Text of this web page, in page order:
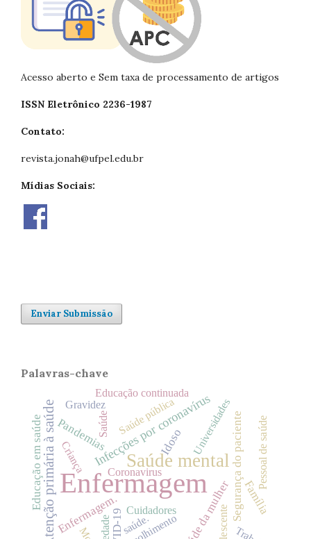
Acesso aberto e Sem taxa de processamento de artigos
ISSN Eletrônico 2236-1987
Contato:
revista.jonah@ufpel.edu.br
Mídias Sociais:
Enviar Submissão
Palavras-chave
Enfermagem
Saúde mental
Atenção primária à saúde Infecções por coronavírus
Enfermagem. Segurança do paciente
Idoso
Educação em saúde
Saúde da mulher Família
Pandemias
Saúde Pessoal de saúde
Gravidez
Cuidadores
Educação continuada
Acolhimento
Universidades
Criança
Saúde pública
Coronavirus
saúde.